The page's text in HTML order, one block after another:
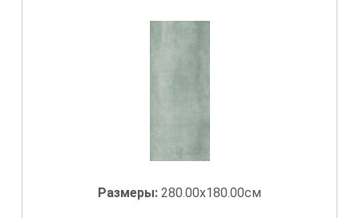
Размеры: 280.00x180.00см